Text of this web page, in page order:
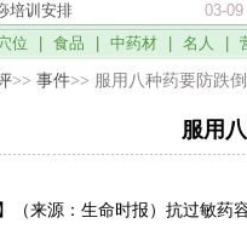
培训安排
03-09
位 食品 中药材 名人
>> 事件>> 服用八种药要防跌倒
服用
】（来源：生命时报）抗过敏药